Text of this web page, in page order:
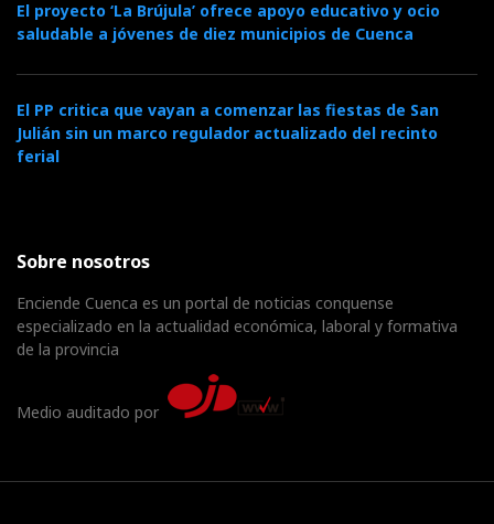
El proyecto ‘La Brújula’ ofrece apoyo educativo y ocio
saludable a jóvenes de diez municipios de Cuenca
El PP critica que vayan a comenzar las fiestas de San
Julián sin un marco regulador actualizado del recinto
ferial
Sobre nosotros
Enciende Cuenca es un portal de noticias conquense
especializado en la actualidad económica, laboral y formativa
de la provincia
Medio auditado por